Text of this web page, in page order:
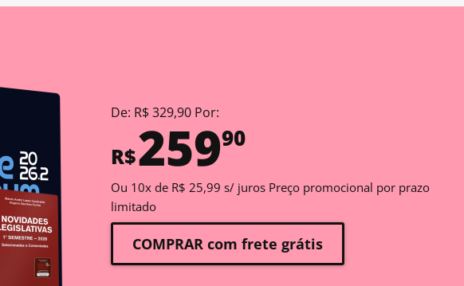
De: R$ 329,90 Por:
R$25990
Ou 10x de R$ 25,99 s/ juros Preço promocional por prazo
limitado
COMPRAR com frete grátis